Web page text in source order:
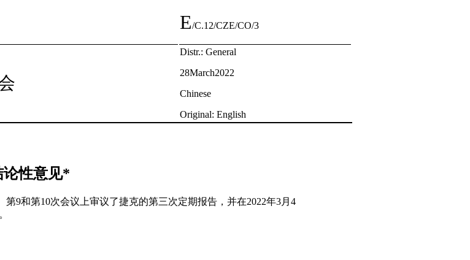
E/C.12/CZE/CO/3
Distr.: General
28March2022
Chinese
Original: English
论性意见*
第9和第10次会议上审议了捷克的第三次定期报告，并在2022年3月4